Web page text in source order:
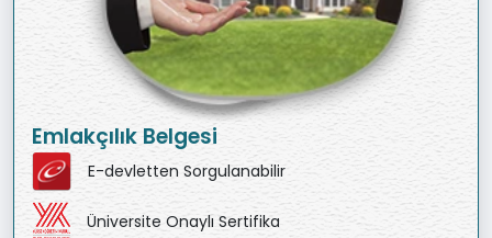
Emlakçılık Belgesi
E-devletten Sorgulanabilir
Üniversite Onaylı Sertifika